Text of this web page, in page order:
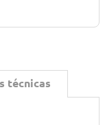
técnicas